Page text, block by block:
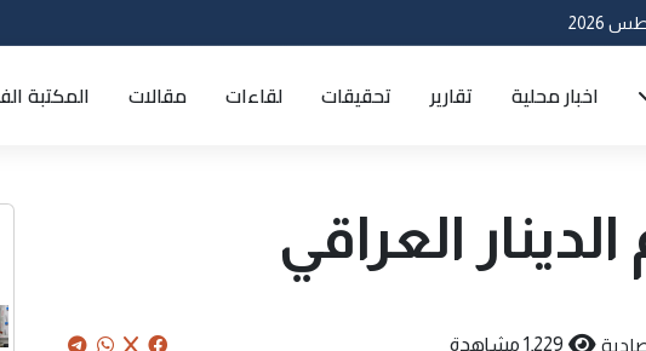
اخبار محلية تقارير تحقيقات لقاءات مقالات المكتبة
العراقي
1,229 مشاهدة